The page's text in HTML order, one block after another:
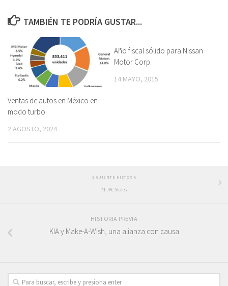
TAMBIÉN TE PODRÍA GUSTAR...
Ventas de autos en México en
modo turbo
2 AGOSTO, 2024
Año fiscal sólido para Nissan
Motor Corp.
14 MAYO, 2015
SIGUIENTE HISTORIA
41 JAC Stores
HISTORIA PREVIA
KIA y Make-A-Wish, una alianza con causa